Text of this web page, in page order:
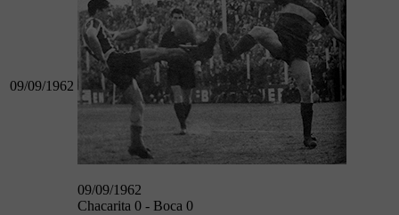
09/09/1962
09/09/1962
Chacarita 0 - Boca 0